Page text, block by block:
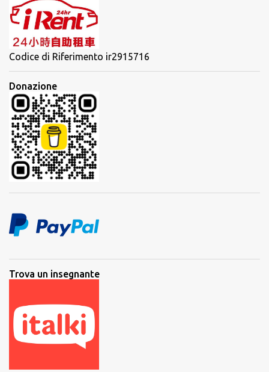
Codice di Riferimento ir2915716
Donazione
Trova un insegnante